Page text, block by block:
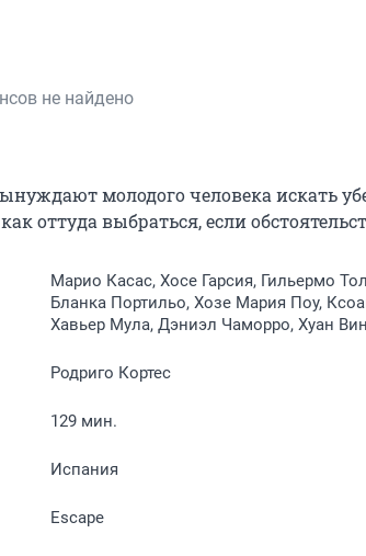
не найдено
молодого человека искать
оттуда выбраться, если
Марио Касас, Хосе Гарсия, Гильермо
Бланка Портильо, Хозе Мария Поу,
Хавьер Мула, Дэниэл Чаморро, Хуан
Родриго Кортес
129 мин.
Испания
Escape